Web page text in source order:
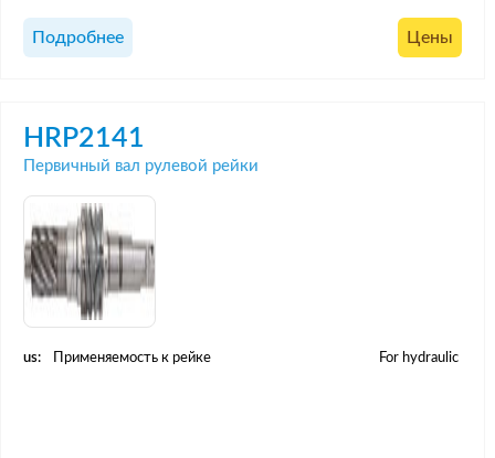
Подробнее Цены
HRP2141
Первичный вал рулевой рейки
us: Применяемость к рейке For hydraulic